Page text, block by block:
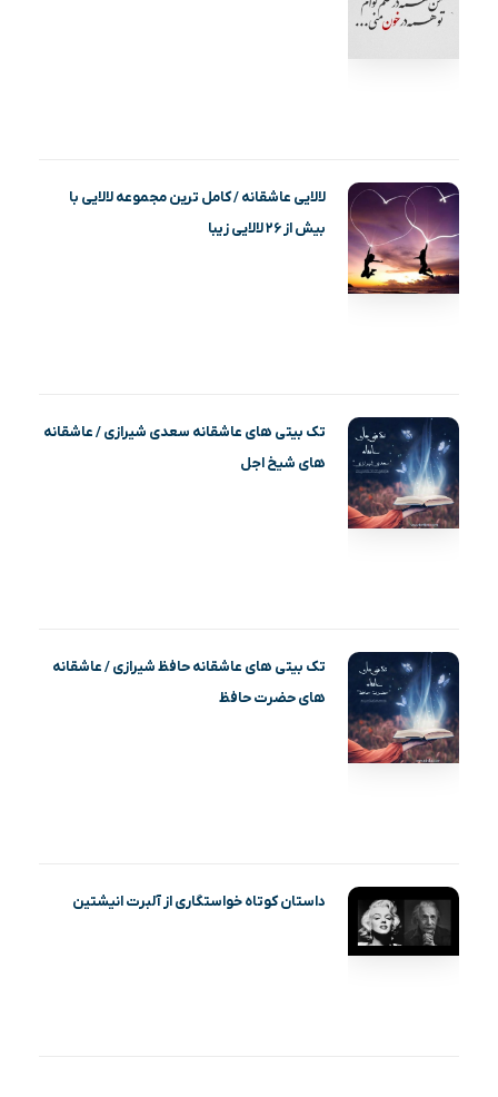
لالایی عاشقانه / کامل ترین مجموعه لالایی با
بیش از ۲۶ لالایی زیبا
تک بیتی های عاشقانه سعدی شیرازی / عاشقانه
های شیخ اجل
تک بیتی های عاشقانه حافظ شیرازی / عاشقانه
های حضرت حافظ
داستان کوتاه خواستگاری از آلبرت انیشتین